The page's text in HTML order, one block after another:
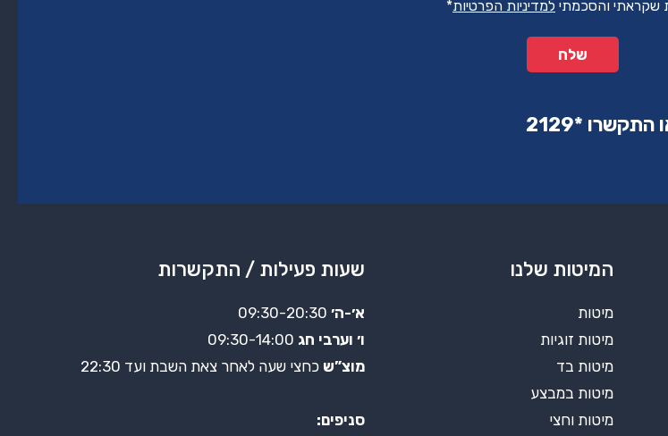
שקראתי והסכמתי למדיניות הפרטיות*
התקשרו ‏*2129‏
המיטות שלנו
מיטות
מיטות זוגיות
מיטות בד
מיטות במבצע
מיטות וחצי
שעות פעילות / התקשרות
א׳-ה׳ 09:30-20:30
ו׳ וערבי חג
מוצ”ש כחצי שעה לאחר צאת השבת ועד 22:30
סניפים: